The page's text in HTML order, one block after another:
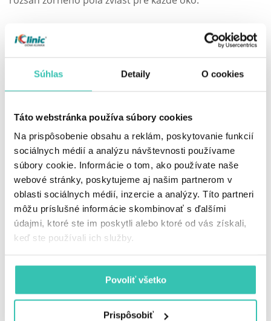
Súhlas Detaily O cookies
Táto webstránka používa súbory cookies
Na prispôsobenie obsahu a reklám, poskytovanie funkcií
sociálnych médií a analýzu návštevnosti používame
súbory cookie. Informácie o tom, ako používate naše
webové stránky, poskytujeme aj našim partnerom v
oblasti sociálnych médií, inzercie a analýzy. Títo partneri
môžu príslušné informácie skombinovať s ďalšími
údajmi, ktoré ste im poskytli alebo ktoré od vás získali,
keď ste používali ich služby.
Povoliť všetko
Prispôsobiť
Medicínsky recenzent
chirurgiu, optiku, optometriu
PÁČIL SA VÁM ČLÁNOK? PODPORTE HO!
Zdielať článok na Facebooku
NOVŠIE STARŠIE
NAJNOVŠIE PRÍSPEVKY